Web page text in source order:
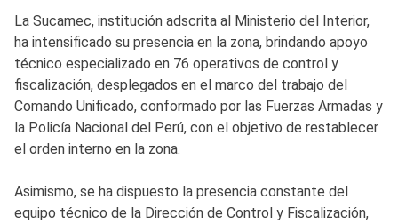
La Sucamec, institución adscrita al Ministerio del Interior,
ha intensificado su presencia en la zona, brindando apoyo
técnico especializado en 76 operativos de control y
fiscalización, desplegados en el marco del trabajo del
Comando Unificado, conformado por las Fuerzas Armadas y
la Policía Nacional del Perú, con el objetivo de restablecer
el orden interno en la zona.
Asimismo, se ha dispuesto la presencia constante del
equipo técnico de la Dirección de Control y Fiscalización,